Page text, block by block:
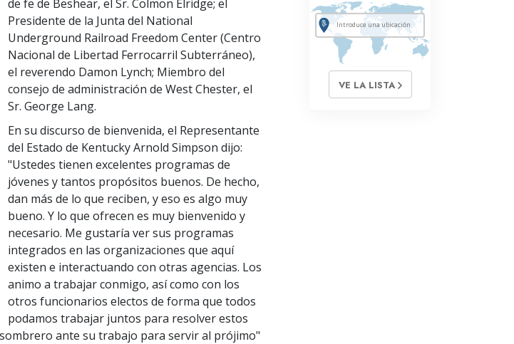
de fe de Beshear, el Sr. Colmon Elridge; el
Presidente de la Junta del National
Underground Railroad Freedom Center (Centro
Nacional de Libertad Ferrocarril Subterráneo),
el reverendo Damon Lynch; Miembro del
consejo de administración de West Chester, el
Sr. George Lang.
En su discurso de bienvenida, el Representante
del Estado de Kentucky Arnold Simpson dijo:
"Ustedes tienen excelentes programas de
jóvenes y tantos propósitos buenos. De hecho,
dan más de lo que reciben, y eso es algo muy
bueno. Y lo que ofrecen es muy bienvenido y
necesario. Me gustaría ver sus programas
integrados en las organizaciones que aquí
existen e interactuando con otras agencias. Los
animo a trabajar conmigo, así como con los
otros funcionarios electos de forma que todos
podamos trabajar juntos para resolver estos
ante su trabajo para servir al prójimo"
VE LA LISTA